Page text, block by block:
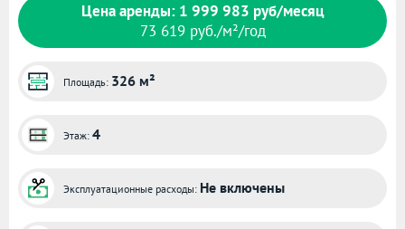
Цена аренды: 1 999 983 руб/месяц
73 619 руб./м²/год
Площадь: 326 м²
Этаж: 4
Эксплуатационные расходы: Не включены